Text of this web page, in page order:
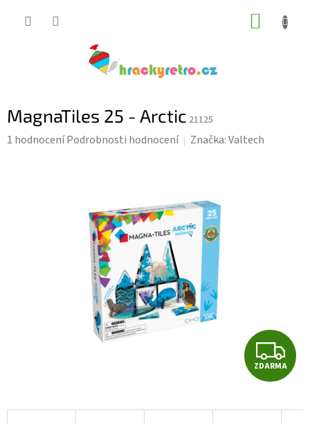
MagnaTiles 25 - Arctic 21125
Průměrné
1 hodnoceníPodrobnosti hodnocení Značka:Valtech
Z
D
A
ZDARMA